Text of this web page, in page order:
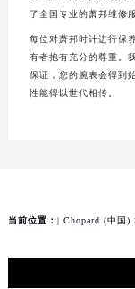
了全国专业的萧邦维修
每位对萧邦时计进行保
有者抱有充分的尊重。
保证，您的腕表会得到
性能得以世代相传。
当前位置： | Chopard (中国)